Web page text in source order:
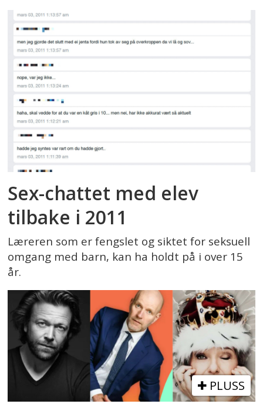
Sex-chattet med elev
tilbake i 2011
Læreren som er fengslet og siktet for seksuell
omgang med barn, kan ha holdt på i over 15
år.
PLUSS